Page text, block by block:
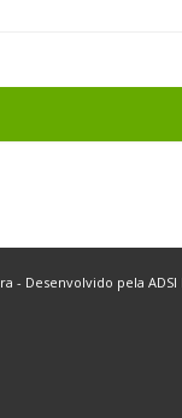
- Desenvolvido pela ADSI